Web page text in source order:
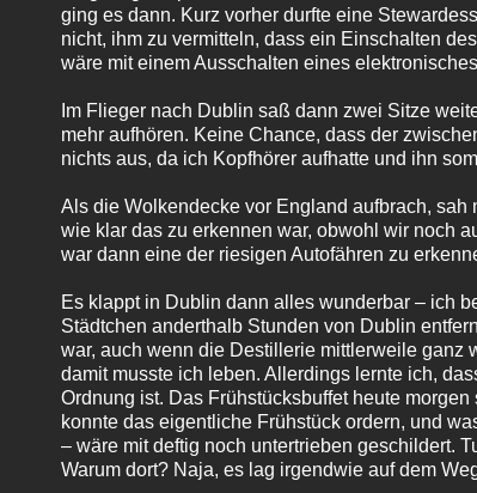
ging es dann. Kurz vorher durfte eine
nicht, ihm zu vermitteln, dass ein Einschalten
wäre mit einem Ausschalten eines
Im Flieger nach Dublin saß dann zwei Sitze
mehr aufhören. Keine Chance, dass der
nichts aus, da ich Kopfhörer aufhatte und ihn
Als die Wolkendecke vor England aufbrach,
wie klar das zu erkennen war, obwohl wir noch
war dann eine der riesigen Autofähren zu
Es klappt in Dublin dann alles wunderbar – ich
Städtchen anderthalb Stunden von Dublin
war, auch wenn die Destillerie mittlerweile ganz
damit musste ich leben. Allerdings lernte ich,
Ordnung ist. Das Frühstücksbuffet heute
konnte das eigentliche Frühstück ordern, und
– wäre mit deftig noch untertrieben geschildert.
Warum dort? Naja, es lag irgendwie auf dem